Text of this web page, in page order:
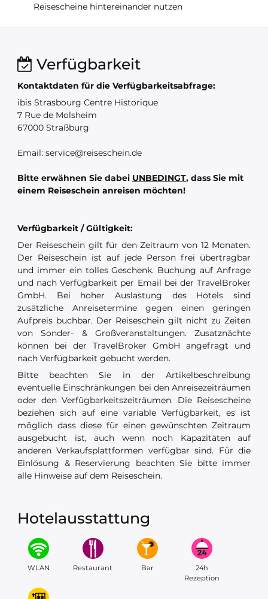
Reisescheine hintereinander nutzen
Verfügbarkeit
Kontaktdaten für die Verfügbarkeitsabfrage:
ibis Strasbourg Centre Historique
7 Rue de Molsheim
67000 Straßburg
Email: service@reiseschein.de
Bitte erwähnen Sie dabei UNBEDINGT, dass Sie mit
einem Reiseschein anreisen möchten!
Verfügbarkeit / Gültigkeit:
Der Reiseschein gilt für den Zeitraum von 12 Monaten.
Der Reiseschein ist auf jede Person frei übertragbar
und immer ein tolles Geschenk. Buchung auf Anfrage
und nach Verfügbarkeit per Email bei der TravelBroker
GmbH. Bei hoher Auslastung des Hotels sind
zusätzliche Anreisetermine gegen einen geringen
Aufpreis buchbar. Der Reiseschein gilt nicht zu Zeiten
von Sonder- & Großveranstaltungen. Zusatznächte
können bei der TravelBroker GmbH angefragt und
nach Verfügbarkeit gebucht werden.
Bitte beachten Sie in der Artikelbeschreibung
eventuelle Einschränkungen bei den Anreisezeiträumen
oder den Verfügbarkeitszeiträumen. Die Reisescheine
beziehen sich auf eine variable Verfügbarkeit, es ist
möglich dass diese für einen gewünschten Zeitraum
ausgebucht ist, auch wenn noch Kapazitäten auf
anderen Verkaufsplattformen verfügbar sind. Für die
Einlösung & Reservierung beachten Sie bitte immer
alle Hinweise auf dem Reiseschein.
Hotelausstattung
WLAN Restaurant Bar
24h
Rezeption